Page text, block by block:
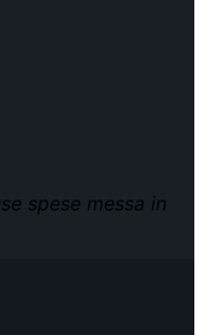
spese messa in